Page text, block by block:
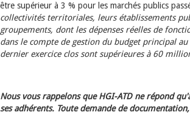
être supérieur à 3 % pour les marchés publics
collectivités territoriales, leurs établissements
groupements, dont les dépenses réelles de
dans le compte de gestion du budget principal
dernier exercice clos sont supérieures à 60
Nous vous rappelons que HGI-ATD ne répond
ses adhérents. Toute demande de